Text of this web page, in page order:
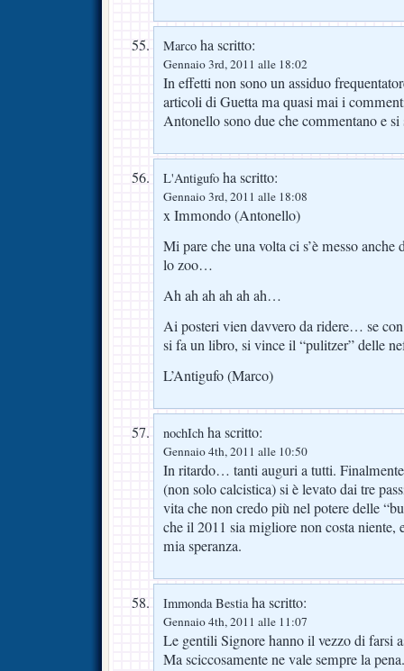
Marco ha scritto:
Gennaio 3rd, 2011 alle 18:02
In effetti non sono un assiduo
articoli di Guetta ma quasi mai i
Antonello sono due che commentano e
L'Antigufo ha scritto:
Gennaio 3rd, 2011 alle 18:08
x Immondo (Antonello)
Mi pare che una volta ci s’è messo
lo zoo…
Ah ah ah ah ah ah…
Ai posteri vien davvero da ridere… se
si fa un libro, si vince il “pulitzer” delle
L’Antigufo (Marco)
nochIch ha scritto:
Gennaio 4th, 2011 alle 10:50
In ritardo… tanti auguri a tutti.
(non solo calcistica) si è levato dai tre
vita che non credo più nel potere delle
che il 2011 sia migliore non costa niente,
mia speranza.
Immonda Bestiaha scritto:
Gennaio 4th, 2011 alle 11:07
Le gentili Signore hanno il vezzo di farsi
Ma sciccosamente ne vale sempre la pena.